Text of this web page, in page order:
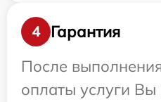
4
Гарантия
После
оплаты услуги Вы